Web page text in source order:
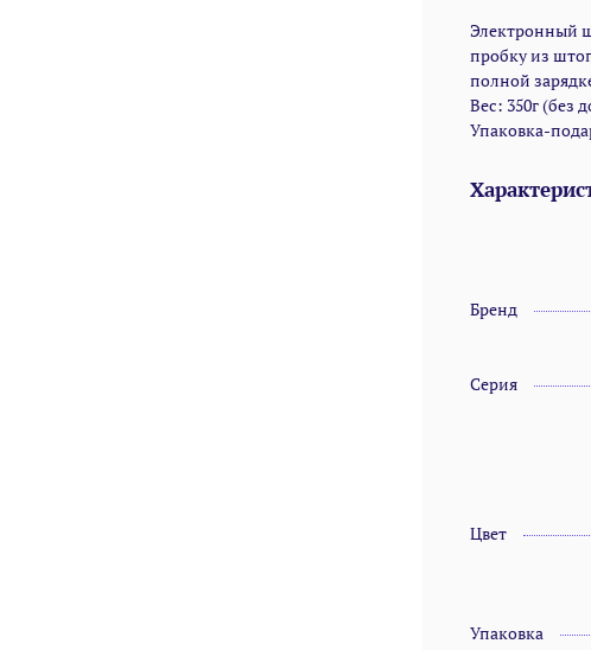
Электронный
пробку из
полной
Вес: 350г (без
Упаковка-
Бренд
Серия
Цвет
Упаковка